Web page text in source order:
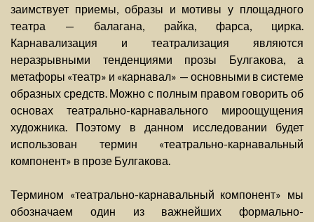
заимствует приемы, образы и мотивы у площадного
театра — балагана, райка, фарса, цирка.
Карнавализация и театрализация являются
неразрывными тенденциями прозы Булгакова, а
метафоры «театр» и «карнавал» — основными в системе
образных средств. Можно с полным правом говорить об
основах театрально-карнавального мироощущения
художника. Поэтому в данном исследовании будет
использован термин «театрально-карнавальный
компонент» в прозе Булгакова.
Термином «театрально-карнавальный компонент» мы
обозначаем один из важнейших формально-